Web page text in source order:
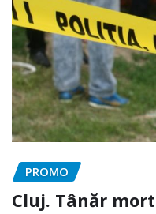
PROMO
Cluj. Tânăr